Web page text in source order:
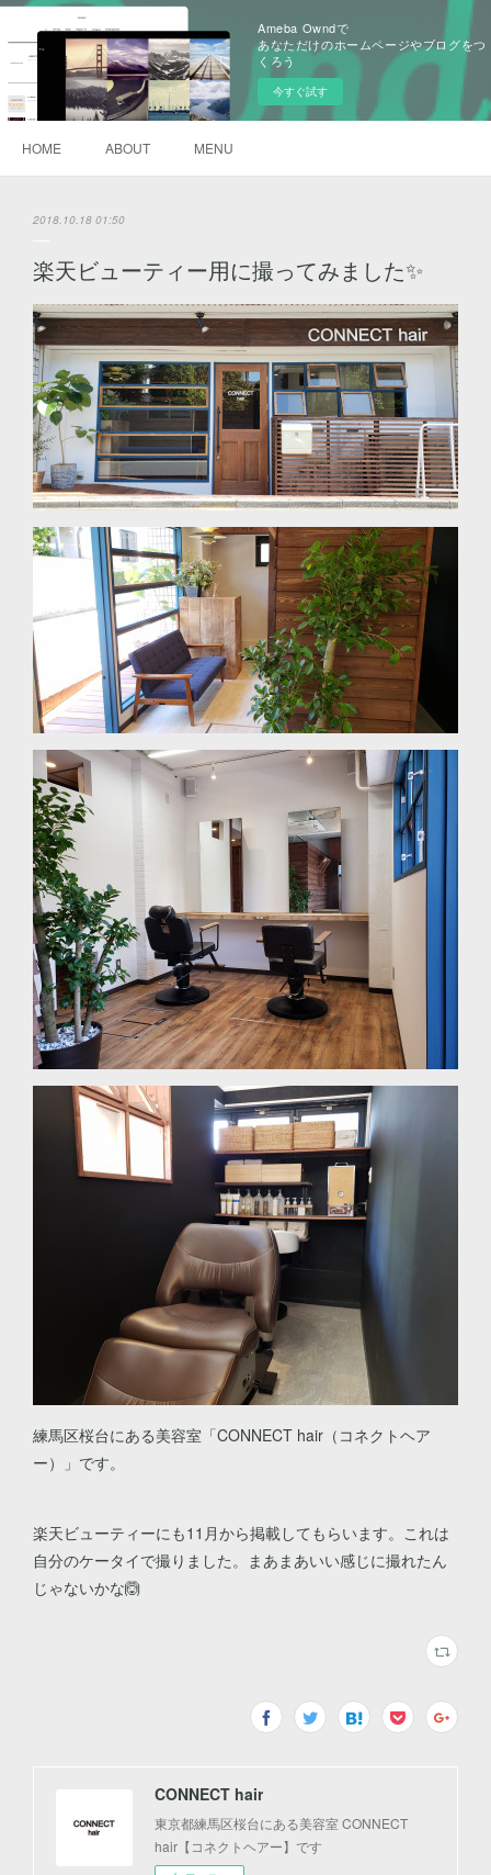
Ameba Owndで
あなただけのホームページやブログをつ
くろう
今すぐ試す
HOME ABOUT MENU
2018.10.18 01:50
楽天ビューティー用に撮ってみました✨
練馬区桜台にある美容室「CONNECT hair（コネクトヘア
ー）」です。
楽天ビューティーにも11月から掲載してもらいます。これは
自分のケータイで撮りました。まあまあいい感じに撮れたん
じゃないかな🙆
CONNECT hair
東京都練馬区桜台にある美容室 CONNECT
hair【コネクトヘアー】です